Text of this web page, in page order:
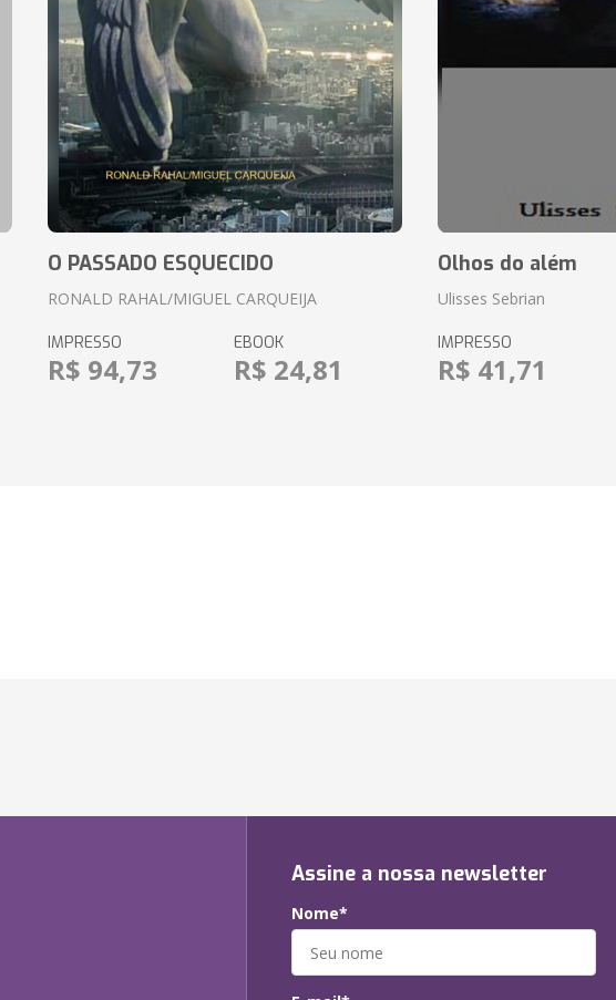
O PASSADO ESQUECIDO
RONALD RAHAL/MIGUEL CARQUEIJA
IMPRESSO
R$ 94,73
EBOOK
R$ 24,81
Olhos do além
Ulisses Sebrian
IMPRESSO
R$ 41,71
Assine a nossa newsletter
Nome*